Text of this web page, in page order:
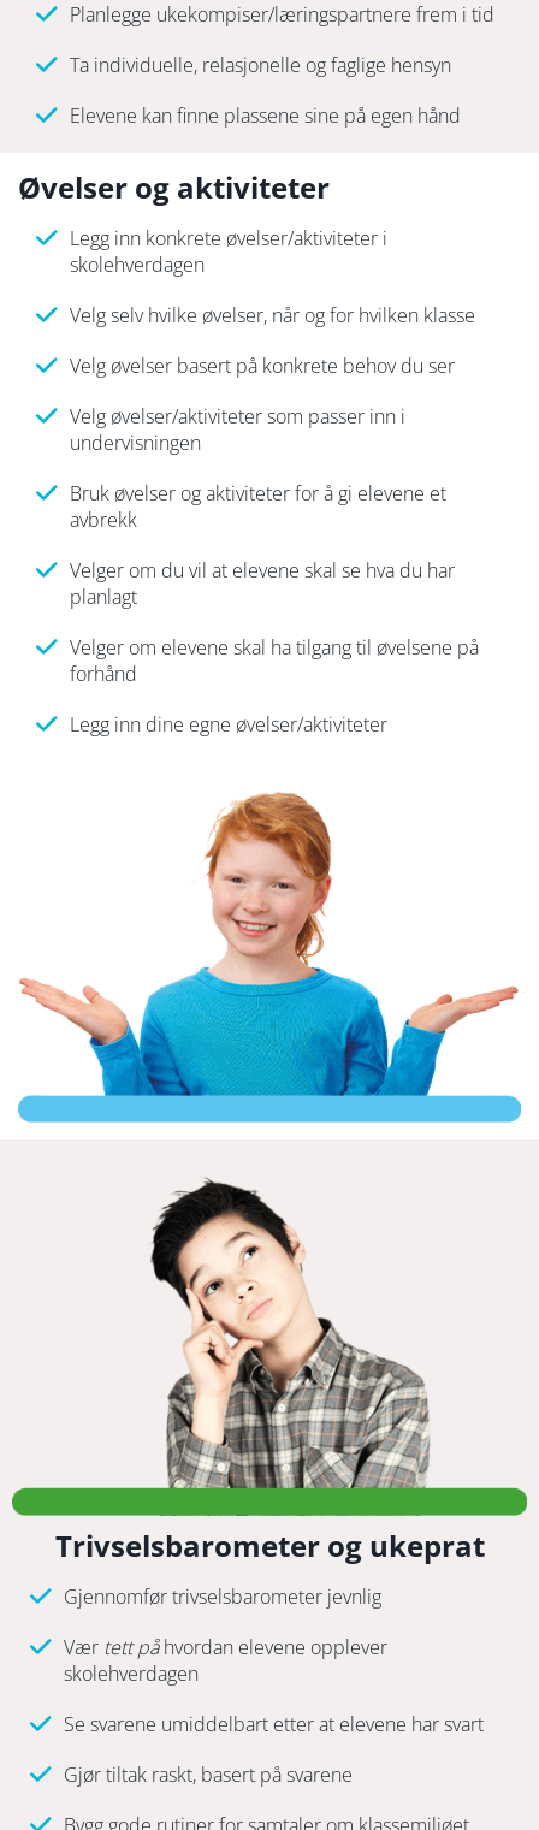
Planlegge ukekompiser/læringspartnere frem i tid
Ta individuelle, relasjonelle og faglige hensyn
Elevene kan finne plassene sine på egen hånd
Øvelser og aktiviteter
Legg inn konkrete øvelser/aktiviteter i
skolehverdagen
Velg selv hvilke øvelser, når og for hvilken klasse
Velg øvelser basert på konkrete behov du ser
Velg øvelser/aktiviteter som passer inn i
undervisningen
Bruk øvelser og aktiviteter for å gi elevene et
avbrekk
Velger om du vil at elevene skal se hva du har
planlagt
Velger om elevene skal ha tilgang til øvelsene på
forhånd
Legg inn dine egne øvelser/aktiviteter
Trivselsbarometer og ukeprat
Gjennomfør trivselsbarometer jevnlig
Vær tett påhvordan elevene opplever
skolehverdagen
Se svarene umiddelbart etter at elevene har svart
Gjør tiltak raskt, basert på svarene